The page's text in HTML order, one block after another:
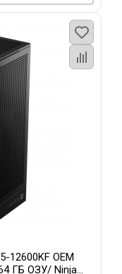
12600KF OEM
ГБ ОЗУ/ Ninja